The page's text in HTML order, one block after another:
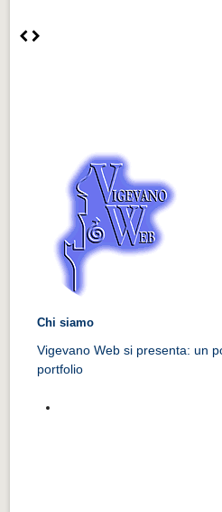
Chi siamo
Vigevano Web si presenta: un
portfolio